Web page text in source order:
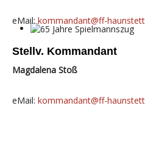
eMail:kommandant@ff-
Stellv. Kommandant
Magdalena Stoß
eMail: kommandant@ff-